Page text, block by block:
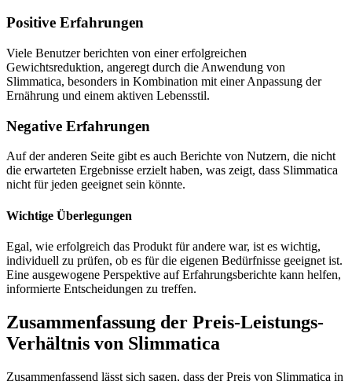
Positive Erfahrungen
Viele Benutzer berichten von einer erfolgreichen
Gewichtsreduktion, angeregt durch die Anwendung von
Slimmatica, besonders in Kombination mit einer Anpassung der
Ernährung und einem aktiven Lebensstil.
Negative Erfahrungen
Auf der anderen Seite gibt es auch Berichte von Nutzern, die nicht
die erwarteten Ergebnisse erzielt haben, was zeigt, dass Slimmatica
nicht für jeden geeignet sein könnte.
Wichtige Überlegungen
Egal, wie erfolgreich das Produkt für andere war, ist es wichtig,
individuell zu prüfen, ob es für die eigenen Bedürfnisse geeignet ist.
Eine ausgewogene Perspektive auf Erfahrungsberichte kann helfen,
informierte Entscheidungen zu treffen.
Zusammenfassung der Preis-Leistungs-
Verhältnis von Slimmatica
Zusammenfassend lässt sich sagen, dass der Preis von Slimmatica in